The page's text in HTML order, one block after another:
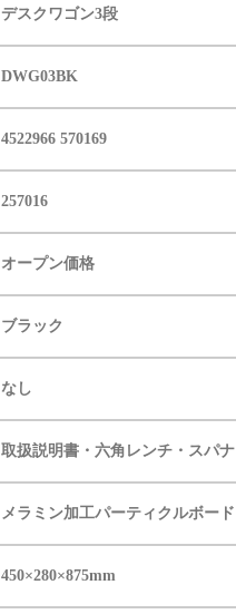
デスクワゴン3段
DWG03BK
4522966 570169
257016
オープン価格
ブラック
なし
取扱説明書・六角レンチ・スパナ
メラミン加工パーティクルボード
450×280×875mm